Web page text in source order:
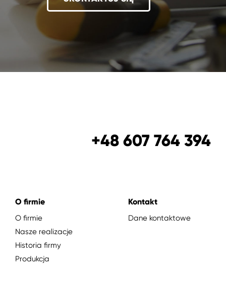
+48 607 764 394
O firmie
O firmie
Nasze realizacje
Historia firmy
Produkcja
Kontakt
Dane kontaktowe